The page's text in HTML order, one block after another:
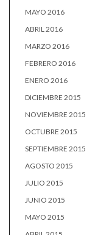
MAYO 2016
ABRIL 2016
MARZO 2016
FEBRERO 2016
ENERO 2016
DICIEMBRE 2015
NOVIEMBRE 2015
OCTUBRE 2015
SEPTIEMBRE 2015
AGOSTO 2015
JULIO 2015
JUNIO 2015
MAYO 2015